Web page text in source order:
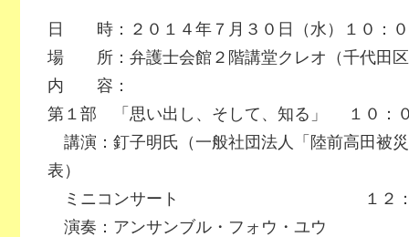
日 時：２０１４年７月３０日（水）１０：０
場 所：弁護士会館２階講堂クレオ（千代田区
内 容：
第１部 「思い出し、そして、知る」 １０：
講演：釘子明氏（一般社団法人「陸前高田被
表）
ミニコンサート １２：２０
演奏：アンサンブル・フォウ・ユウ